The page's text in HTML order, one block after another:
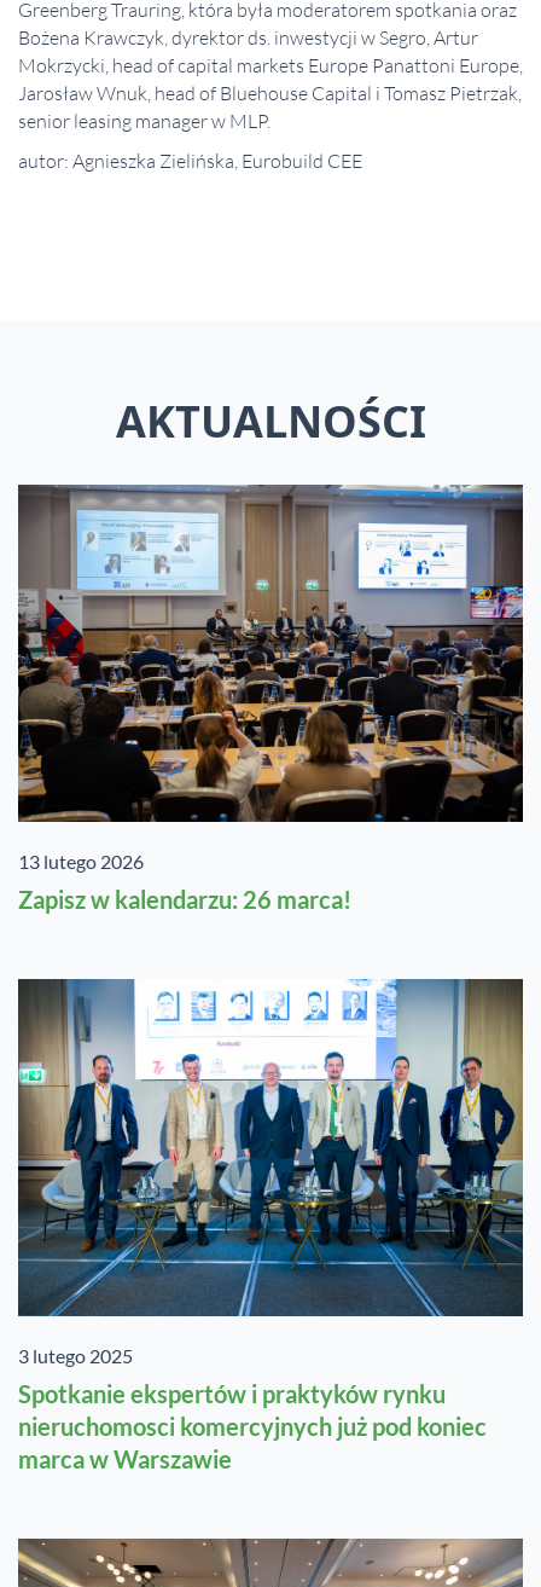
Greenberg Trauring, która była moderatorem spotkania oraz
Bożena Krawczyk, dyrektor ds. inwestycji w Segro, Artur
Mokrzycki, head of capital markets Europe Panattoni Europe,
Jarosław Wnuk, head of Bluehouse Capital i Tomasz Pietrzak,
senior leasing manager w MLP.
autor: Agnieszka Zielińska, Eurobuild CEE
AKTUALNOŚCI
13 lutego 2026
Zapisz w kalendarzu: 26 marca!
3 lutego 2025
Spotkanie ekspertów i praktyków rynku
nieruchomosci komercyjnych już pod koniec
marca w Warszawie